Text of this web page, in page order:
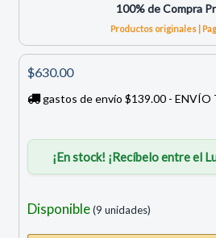
100% de Compra
Productos originales |
$630.00
gastos de envío $139.00 - ENVÍO
¡En stock! ¡Recíbelo entre el
Disponible(9 unidades)